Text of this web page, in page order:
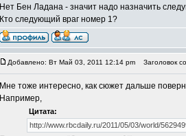
Нет Бен Ладана - значит надо назначить
Кто следующий враг номер 1?
Добавлено: Вт Май 03, 2011 12:14 pm Заголовок
Мне тоже интересно, как сюжет дальше
Например,
Цитата:
http://www.rbcdaily.ru/2011/05/03/world/